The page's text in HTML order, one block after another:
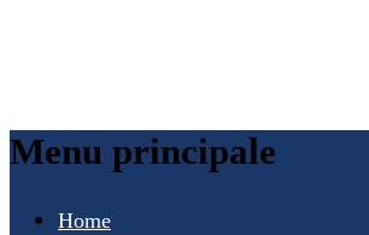
Menu principale
Home